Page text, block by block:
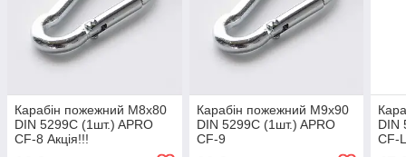
Карабін пожежний М8х80
DIN 5299C (1шт.) APRO
CF-8 Акція!!!
Карабін пожежний М9х90
DIN 5299C (1шт.) APRO
CF-9
DIN
CF-